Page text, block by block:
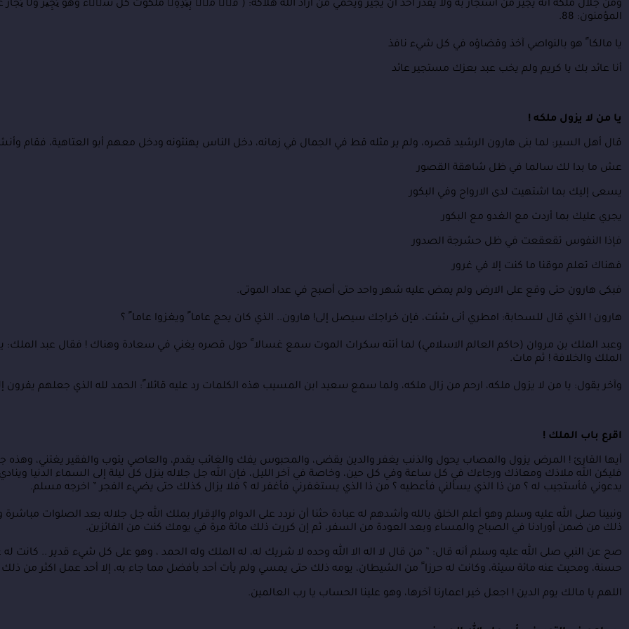
ومن جلال ملكه أنه يجير من استجار به ولا يقدر أحد أن يجير ويحمي من أراد الله هلاكه: ( قُلۡ مَنۢ بِیَدِهِۦ مَلَكُوتُ كُلِّ شَیۡء وَهُوَ یُجِیرُ وَلَا
المؤمنون: 88.
يا مالكا ً هو بالنواصي آخذ وقضاؤه في كل شيء نافذ
أنا عائد بك يا كريم ولم يخب عبد بعزك مستجير عائد
يا من لا يزول ملكه !
قال أهل السير: لما بنى هارون الرشيد قصره، ولم ير مثله قط في الجمال في زمانه، دخل الناس يهنئونه ودخل معهم أبو العتاهية، فقام
عش ما بدا لك سالما في ظل شاهقة القصور
يسعى إليك بما اشتهيت لدى الارواح وفي البكور
يجري عليك بما أردت مع الغدو مع البكور
فإذا النفوس تقعقعت في ظل حشرجة الصدور
فهناك تعلم موقنا ما كنت إلا في غرور
فبكى هارون حتى وقع على الارض ولم يمض عليه شهر واحد حتى أصبح في عداد الموتى.
هارون ! الذي قال للسحابة: امطري أنى شئت، فإن خراجك سيصل إلى! هارون.. الذي كان يحج عاما ً ويغزوا عاما ً ؟
وعبد الملك بن مروان (حاكم العالم الاسلامي) لما أتته سكرات الموت سمع غسالا ً حول قصره يغني في سعادة وهناك ! فقال عبد الملك: يا
الملك والخلافة ! ثم مات.
وآخر يقول: يا من لا يزول ملكه، ارحم من زال ملكه، ولما سمع سعيد ابن المسيب هذه الكلمات رد عليه قائلا ً: الحمد لله الذي جعلهم يفرون
اقرع باب الملك !
أيها القارئ ! المرض يزول والمصاب يحول والذنب يغفر والدين يقضى، والمحبوس يفك والغائب يقدم، والعاصي يتوب والفقير يغتني، وهذه
فليكن الله ملاذك ومعاذك ورجاءك في كل ساعة وفي كل حين، وخاصة في آخر الليل، فإن الله جل جلاله ينزل كل ليلة إلى السماء الدنيا وينادي:
يدعوني فأستجيب له ؟ من ذا الذي يسألني فأعطيه ؟ من ذا الذي يستغفرني فأغفر له ؟ فلا يزال كذلك حتى يضيء الفجر ” اخرجه مسلم.
ونبينا صلى الله عليه وسلم وهو أعلم الخلق بالله وأشدهم له عبادة حثنا أن نردد على الدوام والإقرار بملك الله جل جلاله بعد الصلوات مباشرة
ذلك من ضمن أورادنا في الصباح والمساء وبعد العودة من السفر، ثم إن كررت ذلك مائة مرة في يومك كنت من الفائزين.
صح عن النبي صلى الله عليه وسلم أنه قال: ” من قال لا اله الا الله وحده لا شريك له، له الملك وله الحمد ، وهو على كل شيء قدير .. كانت
حسنة، ومحيت عنه مائة سيئة، وكانت له حرزا ً من الشيطان، يومه ذلك حتى يمسي ولم يأت أحد بأفضل مما جاء به، إلا أحد عمل اكثر من ذلك
اللهم يا مالك يوم الدين ! اجعل خير اعمارنا آخرها، وهو علينا الحساب يا رب العالمين.